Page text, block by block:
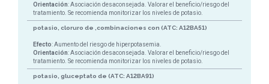
Orientación: Asociación desaconsejada. Valorar el beneficio/riesgo del
tratamiento. Se recomienda monitorizar los niveles de potasio.
potasio, cloruro de ,combinaciones con (ATC: A12BA51)
Efecto: Aumento del riesgo de hiperpotasemia.
Orientación: Asociación desaconsejada. Valorar el beneficio/riesgo del
tratamiento. Se recomienda monitorizar los niveles de potasio.
potasio, gluceptato de (ATC: A12BA91)